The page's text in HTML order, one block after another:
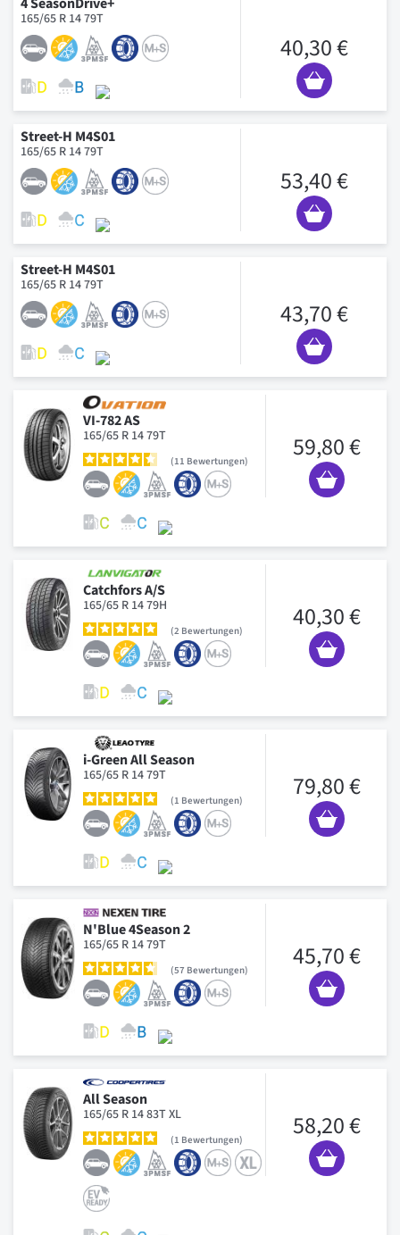
165/65 R 14 79T
40,30 €
Street-H M4S01
165/65 R 14 79T
53,40 €
Street-H M4S01
165/65 R 14 79T
43,70 €
VI-782 AS
165/65 R 14 79T
11 Bewertungen 59,80 €
Catchfors A/S
165/65 R 14 79H
2 Bewertungen 40,30 €
i-Green All Season
165/65 R 14 79T
1 Bewertungen 79,80 €
N'Blue 4Season 2
165/65 R 14 79T
57 Bewertungen 45,70 €
All Season
165/65 R 14 83T XL
1 Bewertungen 58,20 €